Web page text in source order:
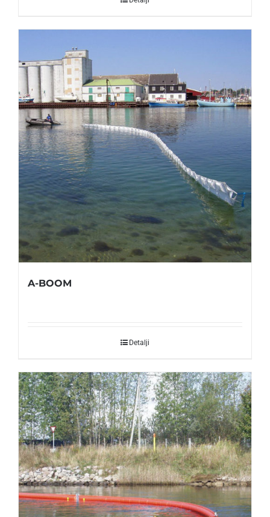
A-BOOM
Detalji